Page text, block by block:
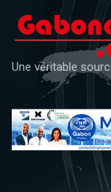
content
Une véritable